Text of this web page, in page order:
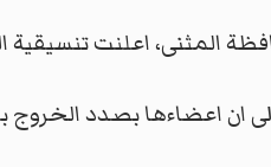
المثنى، اعلنت
ان اعضاءها بصدد